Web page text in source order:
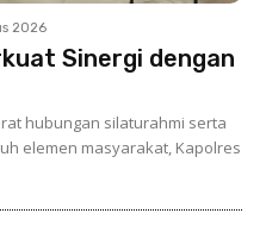
2026
Sinergi dengan
hubungan silaturahmi serta
elemen masyarakat, Kapolres